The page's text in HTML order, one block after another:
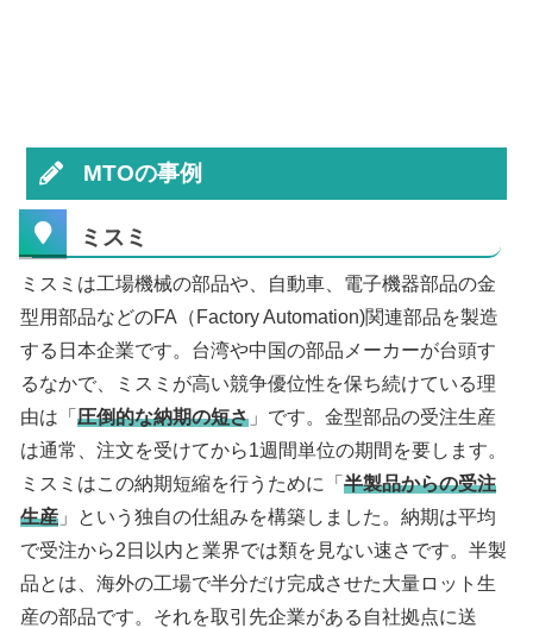
MTOの事例
ミスミ
ミスミは工場機械の部品や、自動車、電子機器部品の金
型用部品などのFA（Factory Automation)関連部品を製造
する日本企業です。台湾や中国の部品メーカーが台頭す
るなかで、ミスミが高い競争優位性を保ち続けている理
由は「 圧倒的な納期の短さ 」です。金型部品の受注生産
は通常、注文を受けてから1週間単位の期間を要します。
ミスミはこの納期短縮を行うために「 半製品からの受注
生産 」という独自の仕組みを構築しました。納期は平均
で受注から2日以内と業界では類を見ない速さです。半製
品とは、海外の工場で半分だけ完成させた大量ロット生
産の部品です。それを取引先企業がある自社拠点に送